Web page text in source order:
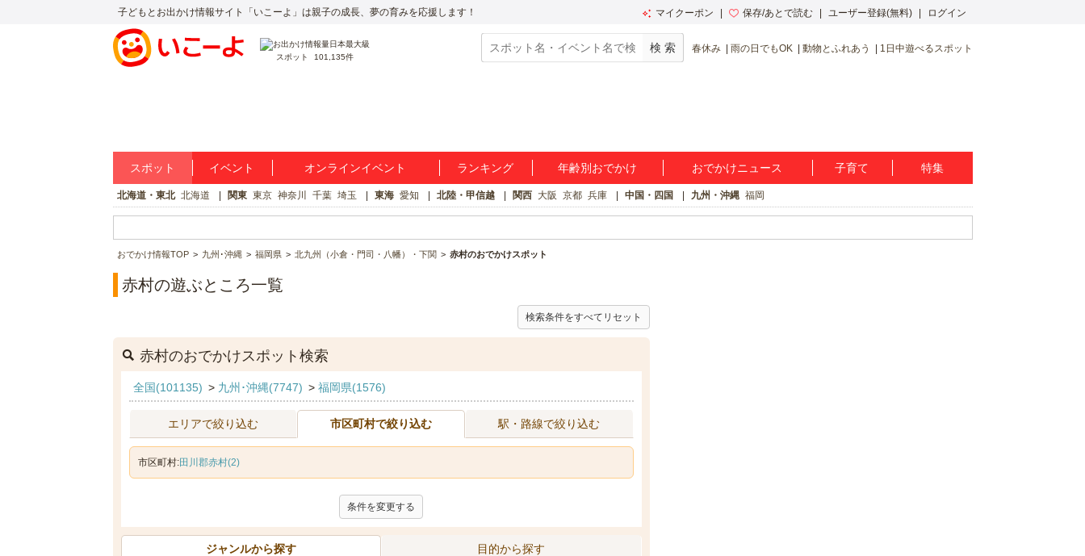
子どもとお出かけ情報サイト「いこーよ」は親子の成長、夢の育みを応援します！ マイクーポン 保存/あとで読む ユーザー登録(無料) ログイン
スポット 101,135件
春休み 雨の日でもOK 動物とふれあう 1日中遊べるスポット
スポット イベント オンラインイベント ランキング 年齢別おでかけ おでかけニュース 子育て 特集
北海道・東北 北海道 関東 東京 神奈川 千葉 埼玉 東海 愛知 北陸・甲信越 関西 大阪 京都 兵庫 中国・四国 九州・沖縄 福岡
おでかけ情報TOP 九州･沖縄 福岡県 北九州（小倉・門司・八幡）・下関 赤村のおでかけスポット
赤村の遊ぶところ一覧
検索条件をすべてリセット
赤村のおでかけスポット検索
全国(101135) > 九州･沖縄(7747) > 福岡県(1576)
エリアで絞り込む 市区町村で絞り込む 駅・路線で絞り込む
市区町村:田川郡赤村(2)
条件を変更する
ジャンルから探す 目的から探す